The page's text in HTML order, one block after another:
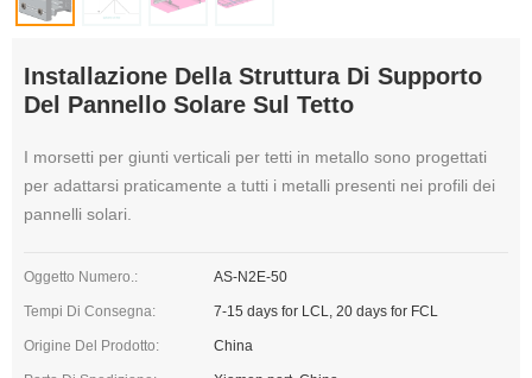
Installazione Della Struttura Di Supporto
Del Pannello Solare Sul Tetto
I morsetti per giunti verticali per tetti in metallo sono progettati
per adattarsi praticamente a tutti i metalli presenti nei profili dei
pannelli solari.
Oggetto Numero.: AS-N2E-50
Tempi Di Consegna: 7-15 days for LCL, 20 days for FCL
Origine Del Prodotto: China